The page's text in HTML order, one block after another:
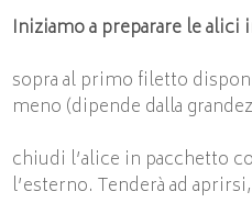
Iniziamo a preparare le alici
sopra al primo filetto
meno (dipende dalla
chiudi l’alice in pacchetto
l’esterno. Tenderà ad